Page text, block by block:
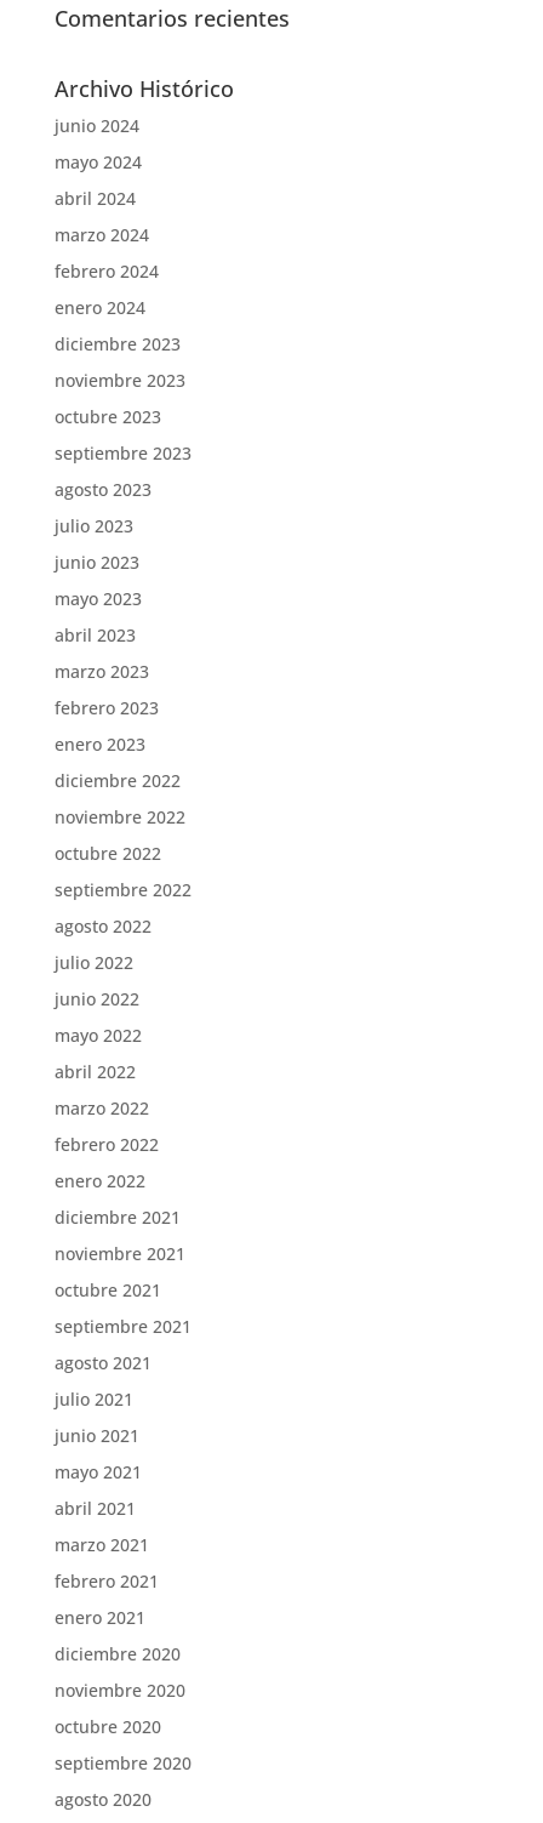
Comentarios recientes
Archivo Histórico
junio 2024
mayo 2024
abril 2024
marzo 2024
febrero 2024
enero 2024
diciembre 2023
noviembre 2023
octubre 2023
septiembre 2023
agosto 2023
julio 2023
junio 2023
mayo 2023
abril 2023
marzo 2023
febrero 2023
enero 2023
diciembre 2022
noviembre 2022
octubre 2022
septiembre 2022
agosto 2022
julio 2022
junio 2022
mayo 2022
abril 2022
marzo 2022
febrero 2022
enero 2022
diciembre 2021
noviembre 2021
octubre 2021
septiembre 2021
agosto 2021
julio 2021
junio 2021
mayo 2021
abril 2021
marzo 2021
febrero 2021
enero 2021
diciembre 2020
noviembre 2020
octubre 2020
septiembre 2020
agosto 2020